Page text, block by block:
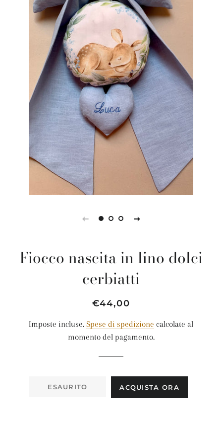
Fiocco nascita in lino dolci
cerbiatti
Prezzo
listino
Prezzo
€44,00
Imposte incluse. Spese di spedizione calcolate al
momento del pagamento.
ESAURITO ACQUISTA ORA